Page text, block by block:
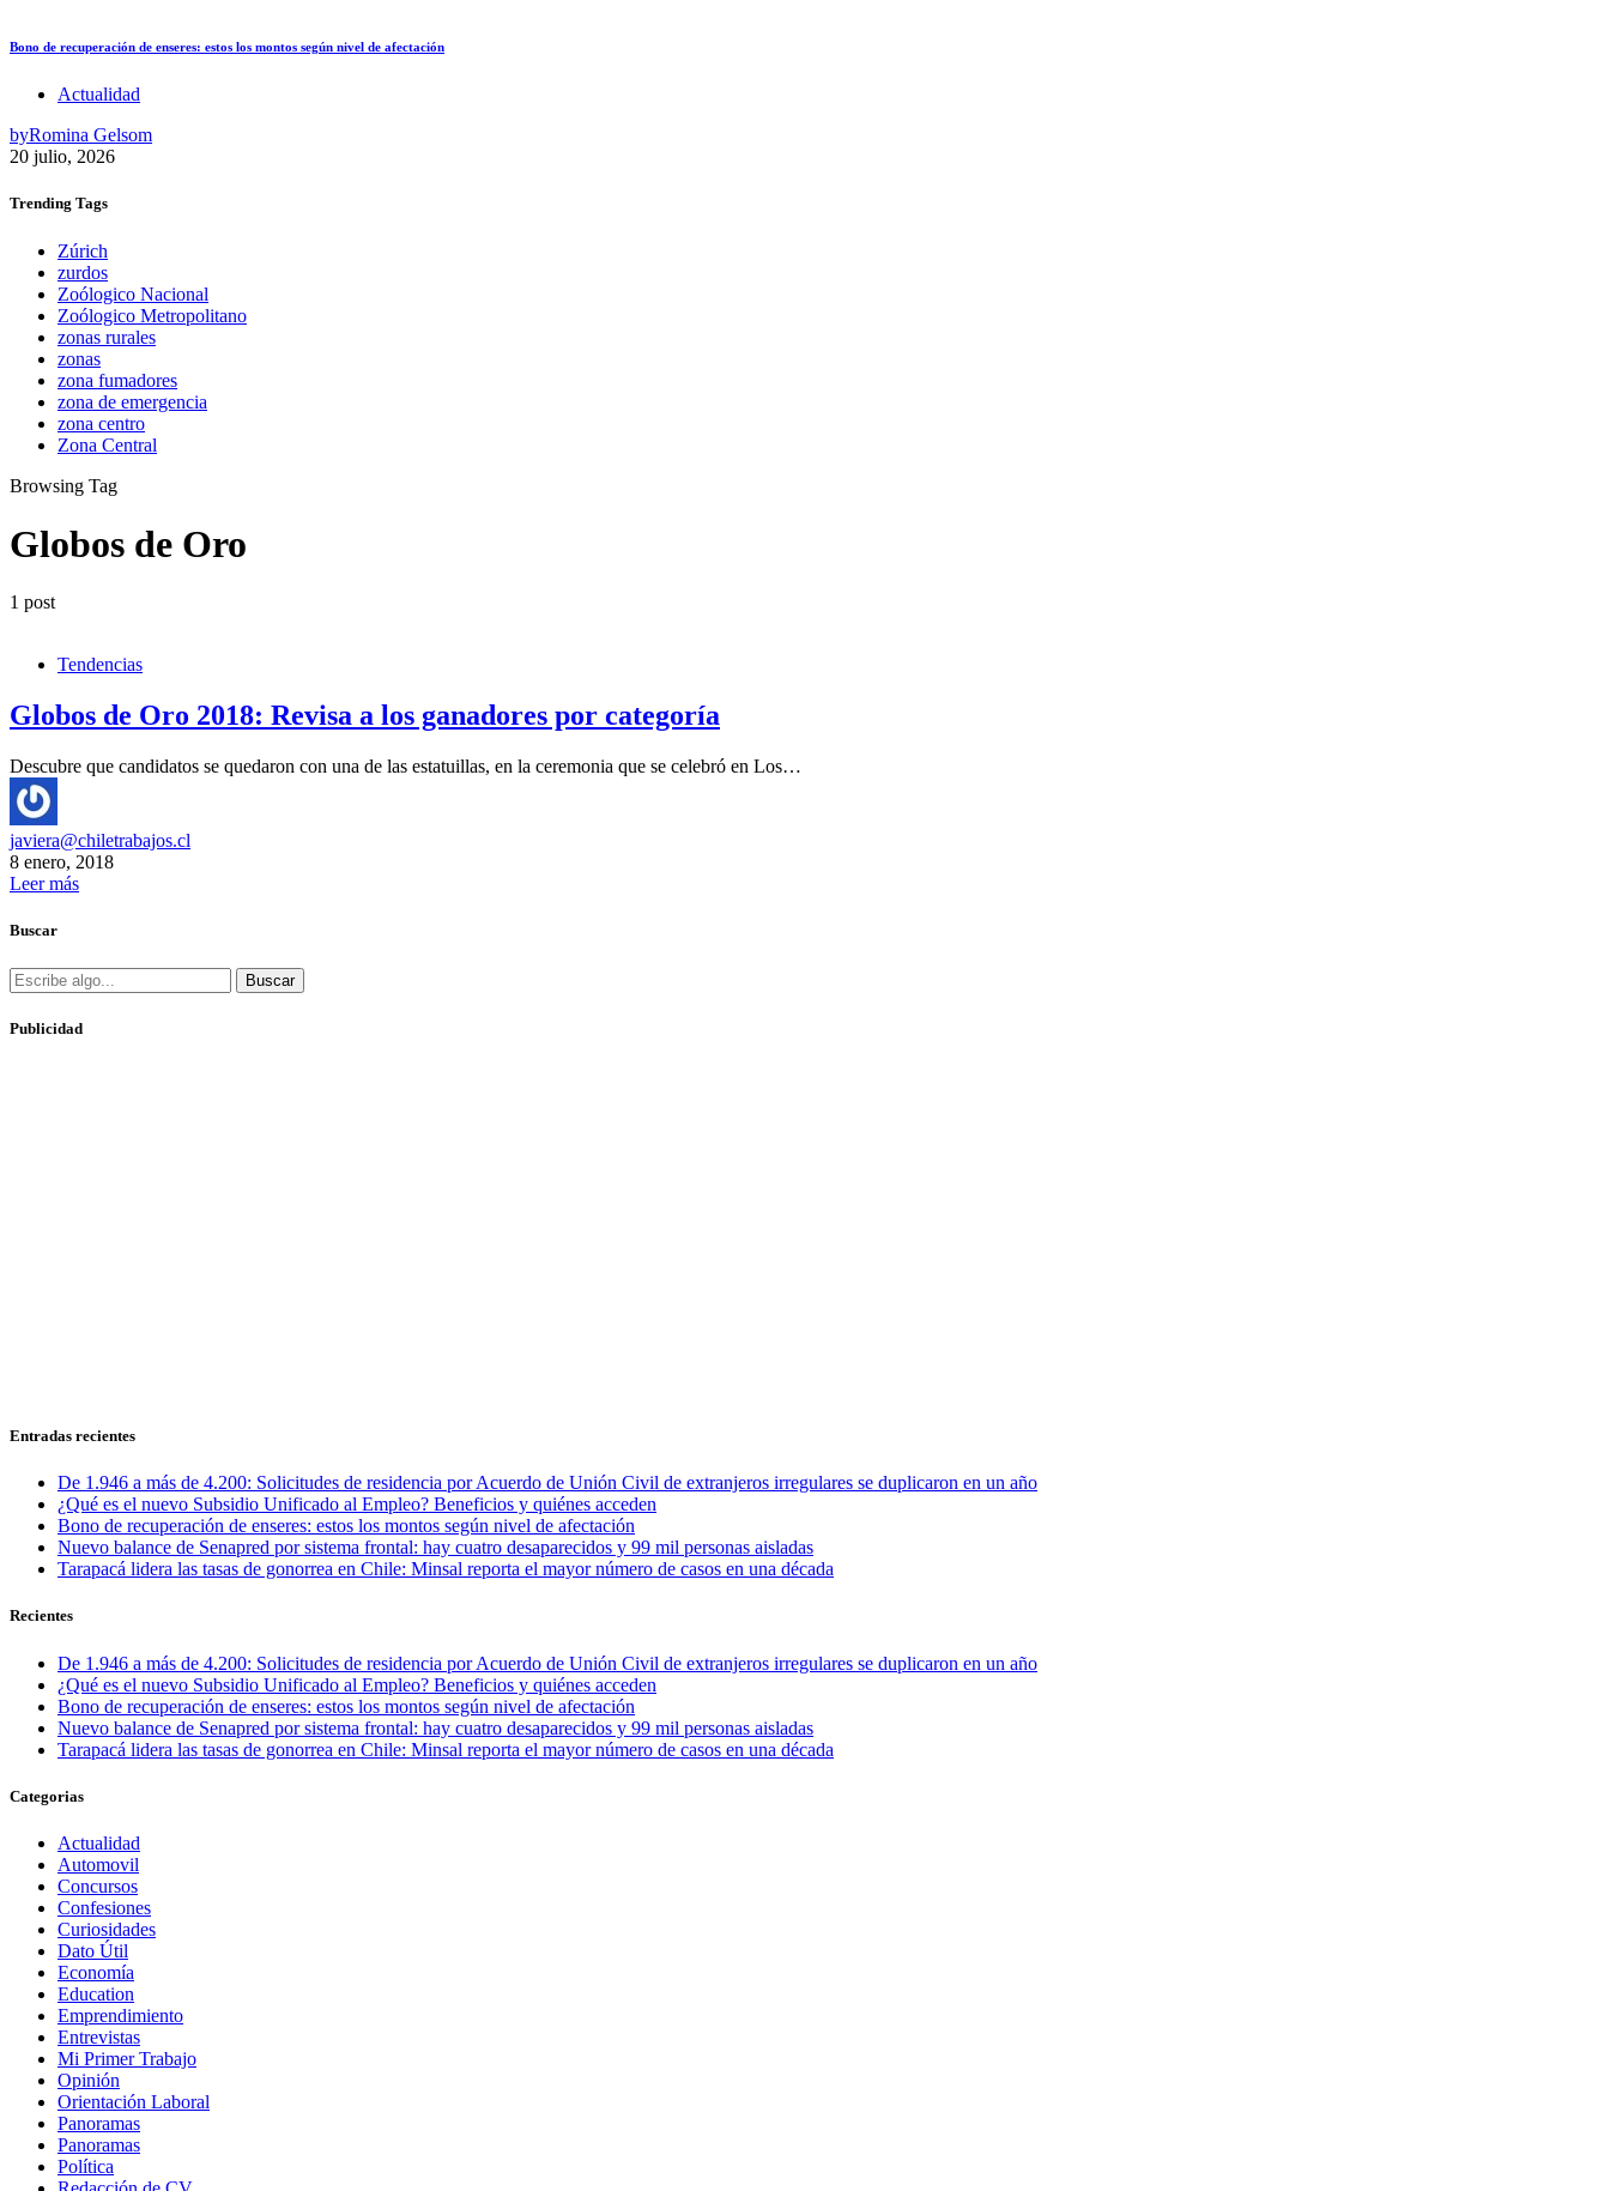
Bono de recuperación de enseres: estos los montos según nivel de afectación
Actualidad
byRomina Gelsom
20 julio, 2026
Trending Tags
Zúrich
zurdos
Zoólogico Nacional
Zoólogico Metropolitano
zonas rurales
zonas
zona fumadores
zona de emergencia
zona centro
Zona Central
Browsing Tag
Globos de Oro
1 post
Tendencias
Globos de Oro 2018: Revisa a los ganadores por categoría
Descubre que candidatos se quedaron con una de las estatuillas, en la ceremonia que se celebró en Los…
javiera@chiletrabajos.cl
8 enero, 2018
Leer más
Buscar
Buscar
Publicidad
Entradas recientes
De 1.946 a más de 4.200: Solicitudes de residencia por Acuerdo de Unión Civil de extranjeros irregulares se duplicaron en un año
¿Qué es el nuevo Subsidio Unificado al Empleo? Beneficios y quiénes acceden
Bono de recuperación de enseres: estos los montos según nivel de afectación
Nuevo balance de Senapred por sistema frontal: hay cuatro desaparecidos y 99 mil personas aisladas
Tarapacá lidera las tasas de gonorrea en Chile: Minsal reporta el mayor número de casos en una década
Recientes
De 1.946 a más de 4.200: Solicitudes de residencia por Acuerdo de Unión Civil de extranjeros irregulares se duplicaron en un año
¿Qué es el nuevo Subsidio Unificado al Empleo? Beneficios y quiénes acceden
Bono de recuperación de enseres: estos los montos según nivel de afectación
Nuevo balance de Senapred por sistema frontal: hay cuatro desaparecidos y 99 mil personas aisladas
Tarapacá lidera las tasas de gonorrea en Chile: Minsal reporta el mayor número de casos en una década
Categorias
Actualidad
Automovil
Concursos
Confesiones
Curiosidades
Dato Útil
Economía
Education
Emprendimiento
Entrevistas
Mi Primer Trabajo
Opinión
Orientación Laboral
Panoramas
Panoramas
Política